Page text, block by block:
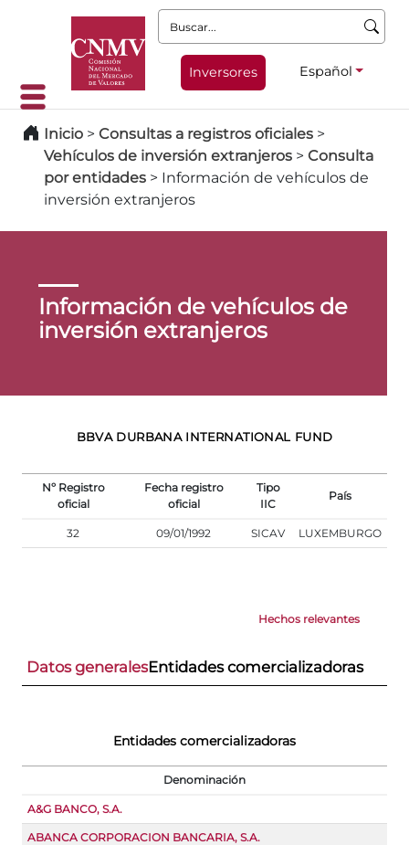
Buscar:
Inversores Español
Inicio > Consultas a registros oficiales >
Vehículos de inversión extranjeros > Consulta
por entidades > Información de vehículos de
inversión extranjeros
Información de vehículos de
inversión extranjeros
BBVA DURBANA INTERNATIONAL FUND
Nº Registro
oficial
Fecha registro
oficial
Tipo
IIC
País
32 09/01/1992 SICAV LUXEMBURGO
Hechos relevantes
Datos generalesEntidades comercializadoras
Entidades comercializadoras
Denominación
A&G BANCO, S.A.
ABANCA CORPORACION BANCARIA, S.A.